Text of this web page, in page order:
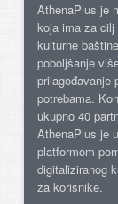
AthenaPlus je
koja ima za cilj
kulturne
poboljšanje
prilagođavanje
potrebama.
ukupno 40
AthenaPlus je
platformom
digitaliziranog
za korisnike.